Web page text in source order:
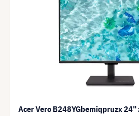
Acer Vero B248YGbemiqpruzx